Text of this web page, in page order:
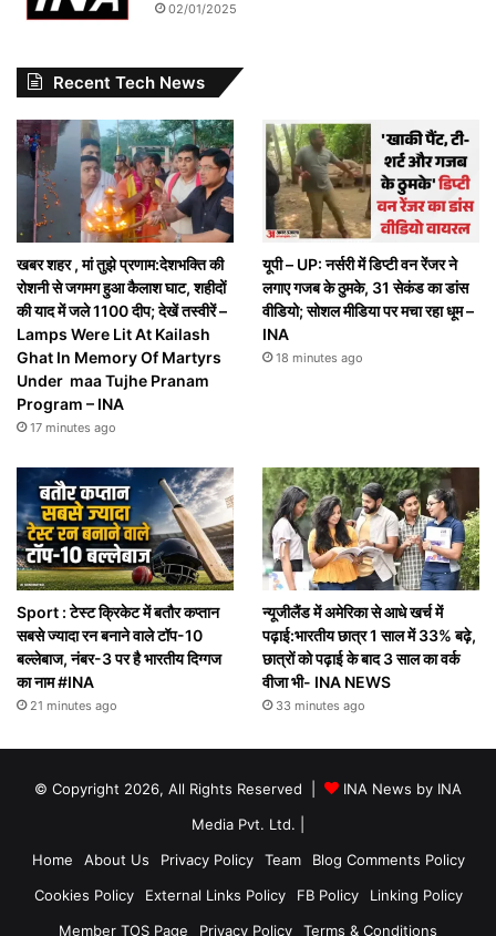
02/01/2025
Recent Tech News
खबर शहर , मां तुझे प्रणाम:देशभक्ति की
रोशनी से जगमग हुआ कैलाश घाट, शहीदों
की याद में जले 1100 दीप; देखें तस्वीरें –
Lamps Were Lit At Kailash
Ghat In Memory Of Martyrs
Under maa Tujhe Pranam
Program – INA
17 minutes ago
यूपी – UP: नर्सरी में डिप्टी वन रेंजर ने
लगाए गजब के ठुमके, 31 सेकंड का डांस
वीडियो; सोशल मीडिया पर मचा रहा धूम –
INA
18 minutes ago
Sport : टेस्ट क्रिकेट में बतौर कप्तान
सबसे ज्यादा रन बनाने वाले टॉप-10
बल्लेबाज, नंबर-3 पर है भारतीय दिग्गज
का नाम #INA
21 minutes ago
न्यूजीलैंड में अमेरिका से आधे खर्च में
पढ़ाई:भारतीय छात्र 1 साल में 33% बढ़े,
छात्रों को पढ़ाई के बाद 3 साल का वर्क
वीजा भी- INA NEWS
33 minutes ago
© Copyright 2026, All Rights Reserved |
INA News by INA
Media Pvt. Ltd.
Home
About Us Privacy Policy Team
Blog Comments Policy
Cookies Policy
External Links Policy FB Policy
Linking Policy
Member TOS Page
Privacy Policy Terms & Conditions